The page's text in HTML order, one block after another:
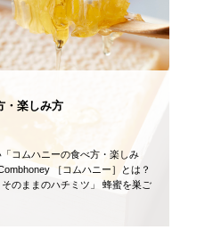
・楽しみ方
コムハニーの食べ方・楽しみ
［コムハニー］とは？
のままのハチミツ」 蜂蜜を巣ご